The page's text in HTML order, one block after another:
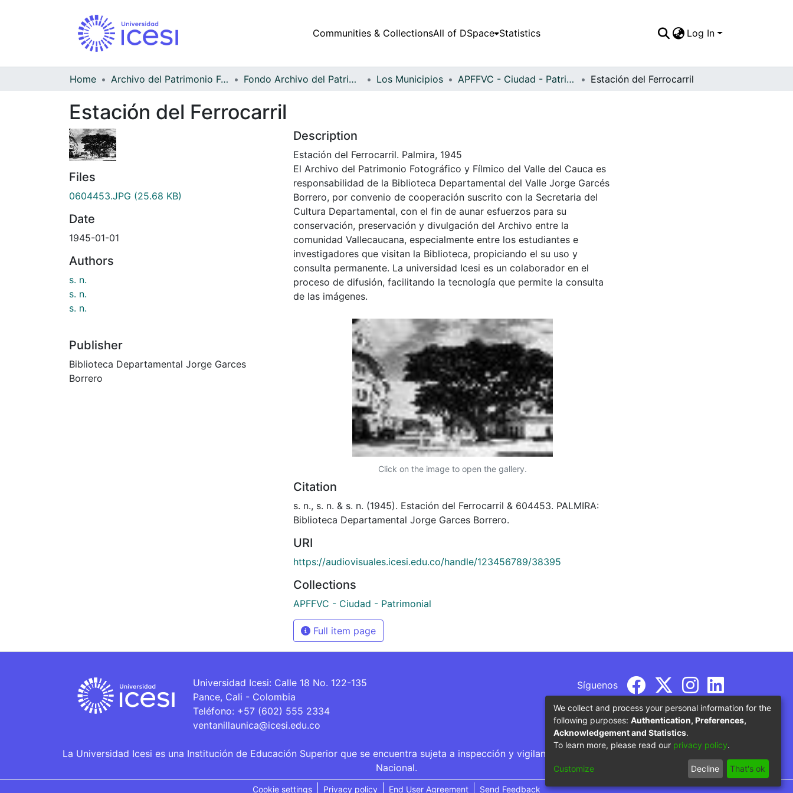
Communities & CollectionsAll of DSpace Statistics Log In
Home Archivo del Patrimonio Fotográfico y Fílmico del Valle del Cauca Fondo Archivo del Patrimonio Fotográfico y Fílmico del Valle del Cauca Los Municipios APFFVC - Ciudad - Patrimonial Estación del Ferrocarril
Estación del Ferrocarril
Files
0604453.JPG (25.68 KB)
Date
1945-01-01
Authors
s. n.
s. n.
s. n.
Publisher
Biblioteca Departamental Jorge Garces
Borrero
Description
Estación del Ferrocarril. Palmira, 1945
El Archivo del Patrimonio Fotográfico y Fílmico del Valle del Cauca es
responsabilidad de la Biblioteca Departamental del Valle Jorge Garcés
Borrero, por convenio de cooperación suscrito con la Secretaria del
Cultura Departamental, con el fin de aunar esfuerzos para su
conservación, preservación y divulgación del Archivo entre la
comunidad Vallecaucana, especialmente entre los estudiantes e
investigadores que visitan la Biblioteca, propiciando el su uso y
consulta permanente. La universidad Icesi es un colaborador en el
proceso de difusión, facilitando la tecnología que permite la consulta
de las imágenes.
Click on the image to open the gallery.
Citation
s. n., s. n. & s. n. (1945). Estación del Ferrocarril & 604453. PALMIRA:
Biblioteca Departamental Jorge Garces Borrero.
URI
https://audiovisuales.icesi.edu.co/handle/123456789/38395
Collections
APFFVC - Ciudad - Patrimonial
Full item page
Universidad Icesi: Calle 18 No. 122-135
Pance, Cali - Colombia
Teléfono: +57 (602) 555 2334
ventanillaunica@icesi.edu.co
Síguenos
La Universidad Icesi es una Institución de Educación Superior que se encuentra sujeta a inspección y vigilancia por parte del Ministerio de Educación
Nacional.
Cookie settings Privacy policy End User Agreement Send Feedback
We collect and process your personal information for the
following purposes: Authentication, Preferences,
Acknowledgement and Statistics.
To learn more, please read our privacy policy.
Customize Decline That's ok